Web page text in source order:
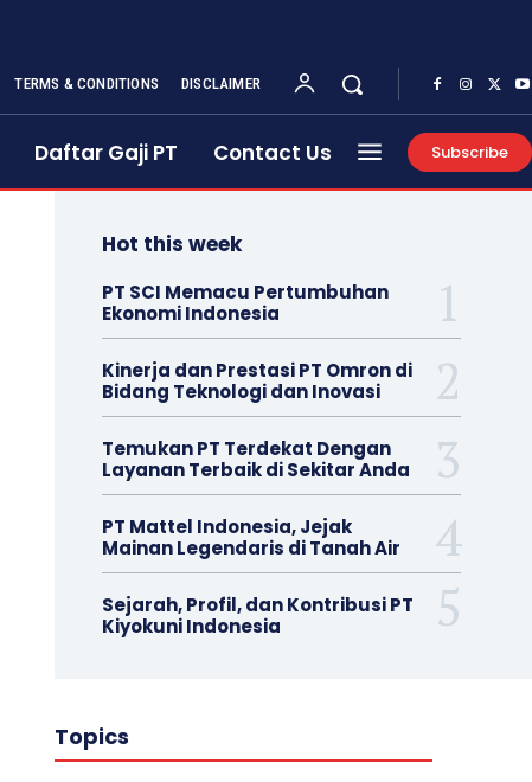
TERMS & CONDITIONS DISCLAIMER
Daftar Gaji PT Contact Us Subscribe
Hot this week
PT SCI Memacu Pertumbuhan
Ekonomi Indonesia
Kinerja dan Prestasi PT Omron di
Bidang Teknologi dan Inovasi
Temukan PT Terdekat Dengan
Layanan Terbaik di Sekitar Anda
PT Mattel Indonesia, Jejak
Mainan Legendaris di Tanah Air
Sejarah, Profil, dan Kontribusi PT
Kiyokuni Indonesia
Topics